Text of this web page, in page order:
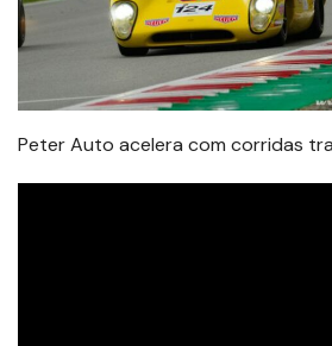
Peter Auto acelera com corridas